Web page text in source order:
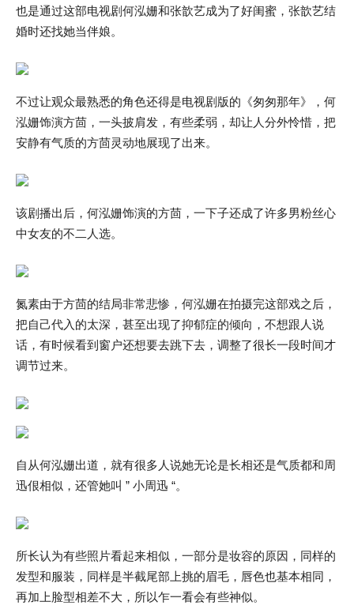
也是通过这部电视剧何泓姗和张歆艺成为了好闺蜜，张歆艺结
婚时还找她当伴娘。
不过让观众最熟悉的角色还得是电视剧版的《匆匆那年》，何
泓姗饰演方茴，一头披肩发，有些柔弱，却让人分外怜惜，把
安静有气质的方茴灵动地展现了出来。
该剧播出后，何泓姗饰演的方茴，一下子还成了许多男粉丝心
中女友的不二人选。
氮素由于方茴的结局非常悲惨，何泓姗在拍摄完这部戏之后，
把自己代入的太深，甚至出现了抑郁症的倾向，不想跟人说
话，有时候看到窗户还想要去跳下去，调整了很长一段时间才
调节过来。
自从何泓姗出道，就有很多人说她无论是长相还是气质都和周
迅佷相似，还管她叫 ” 小周迅 “。
所长认为有些照片看起来相似，一部分是妆容的原因，同样的
发型和服装，同样是半截尾部上挑的眉毛，唇色也基本相同，
再加上脸型相差不大，所以乍一看会有些神似。